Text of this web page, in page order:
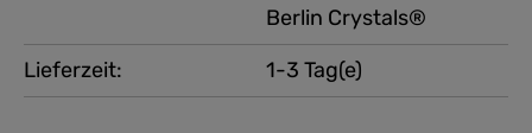
Berlin Crystals®
Lieferzeit:
1-3 Tag(e)